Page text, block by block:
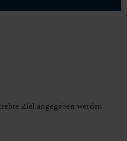
Ziel angegeben werden